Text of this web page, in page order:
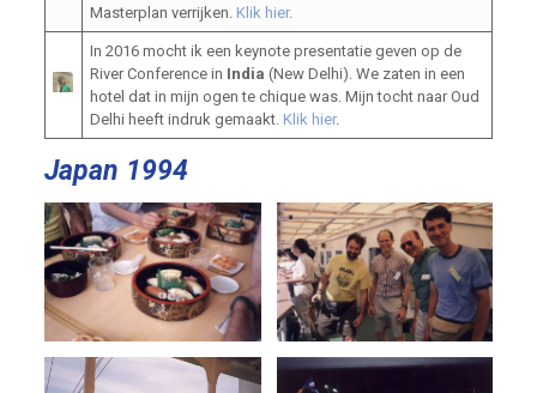
Masterplan verrijken. Klik hier.
In 2016 mocht ik een keynote presentatie geven op de
River Conference in India (New Delhi). We zaten in een
hotel dat in mijn ogen te chique was. Mijn tocht naar Oud
Delhi heeft indruk gemaakt. Klik hier.
Japan 1994